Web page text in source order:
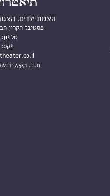
הצגות ילדים,
פסטיבל הקרון
טלפון:
פקס:
ת.ד. 4541 ירושלים 9104401